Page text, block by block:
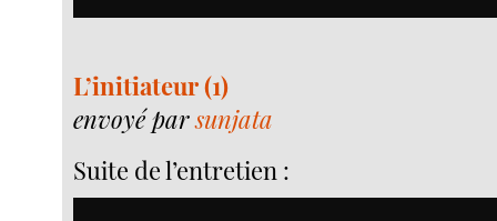
L’initiateur (1)
envoyé parsunjata
Suite de l’entretien :